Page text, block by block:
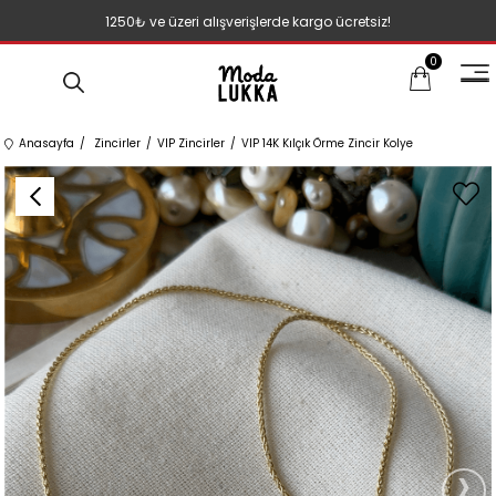
1250₺ ve üzeri alışverişlerde kargo ücretsiz!
0
Anasayfa Zincirler VIP Zincirler VIP 14K Kılçık Örme Zincir Kolye